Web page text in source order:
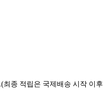
.(최종 적립은 국제배송 시작 이후